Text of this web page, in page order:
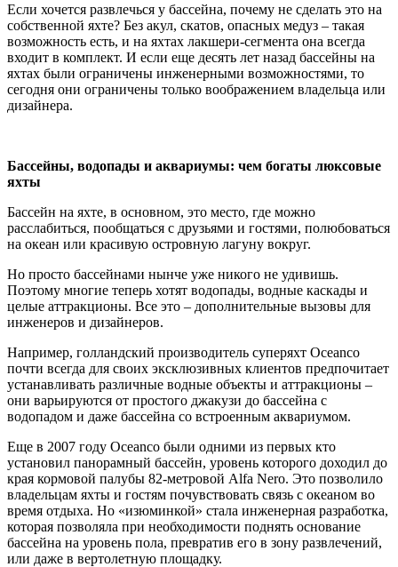
Если хочется развлечься у бассейна, почему не сделать это на
собственной яхте? Без акул, скатов, опасных медуз – такая
возможность есть, и на яхтах лакшери-сегмента она всегда
входит в комплект. И если еще десять лет назад бассейны на
яхтах были ограничены инженерными возможностями, то
сегодня они ограничены только воображением владельца или
дизайнера.
Бассейны, водопады и аквариумы: чем богаты люксовые
яхты
Бассейн на яхте, в основном, это место, где можно
расслабиться, пообщаться с друзьями и гостями, полюбоваться
на океан или красивую островную лагуну вокруг.
Но просто бассейнами нынче уже никого не удивишь.
Поэтому многие теперь хотят водопады, водные каскады и
целые аттракционы. Все это – дополнительные вызовы для
инженеров и дизайнеров.
Например, голландский производитель суперяхт Oceanco
почти всегда для своих эксклюзивных клиентов предпочитает
устанавливать различные водные объекты и аттракционы –
они варьируются от простого джакузи до бассейна с
водопадом и даже бассейна со встроенным аквариумом.
Еще в 2007 году Oceanco были одними из первых кто
установил панорамный бассейн, уровень которого доходил до
края кормовой палубы 82-метровой Alfa Nero. Это позволило
владельцам яхты и гостям почувствовать связь с океаном во
время отдыха. Но «изюминкой» стала инженерная разработка,
которая позволяла при необходимости поднять основание
бассейна на уровень пола, превратив его в зону развлечений,
или даже в вертолетную площадку.